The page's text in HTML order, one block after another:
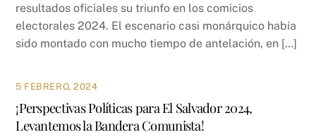
resultados oficiales su triunfo en los comicios
electorales 2024. El escenario casi monárquico había
sido montado con mucho tiempo de antelación, en […]
5 FEBRERO, 2024
¡Perspectivas Políticas para El Salvador 2024,
Levantemos la Bandera Comunista!